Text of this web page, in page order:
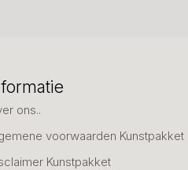
ons..
voorwaarden Kunstpakket
Kunstpakket